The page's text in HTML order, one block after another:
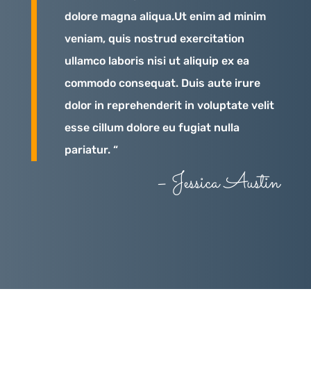
dolore magna aliqua.Ut enim ad minim
veniam, quis nostrud exercitation
ullamco laboris nisi ut aliquip ex ea
commodo consequat. Duis aute irure
dolor in reprehenderit in voluptate velit
esse cillum dolore eu fugiat nulla
pariatur. “
– Jessica Austin